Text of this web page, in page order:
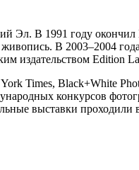
Эл. В 1991 году
В 2003–2004
издательством Edition
Times, Black+White
конкурсов
выставки